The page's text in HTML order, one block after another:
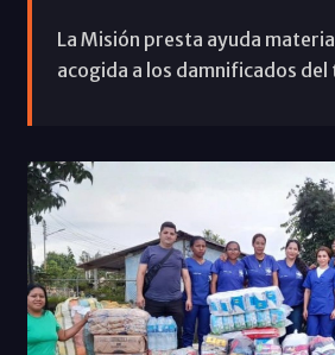
La Misión presta ayuda
acogida a los damnificados